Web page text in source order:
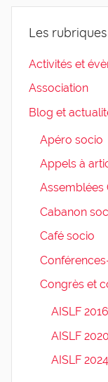
Les
Activités et
Association
Blog et
Apéro socio
Appels à
Assemblées
Cabanon
Café socio
Congrès et
AISLF
AISLF
AISLF